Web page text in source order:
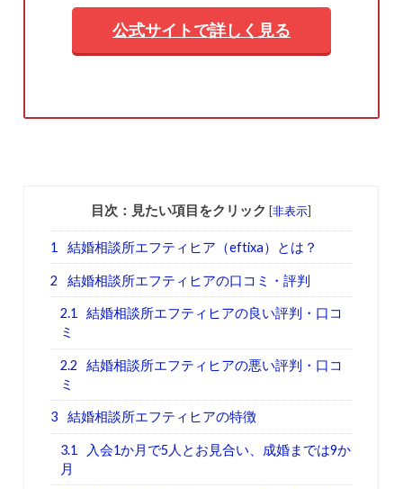
公式サイトで詳しく見る
目次：見たい項目をクリック [非表示]
1 結婚相談所エフティヒア（eftixa）とは？
2 結婚相談所エフティヒアの口コミ・評判
2.1
結婚相談所エフティヒアの良い評判・口コ
ミ
2.2
結婚相談所エフティヒアの悪い評判・口コ
ミ
3 結婚相談所エフティヒアの特徴
3.1
入会1か月で5人とお見合い、成婚までは9か
月